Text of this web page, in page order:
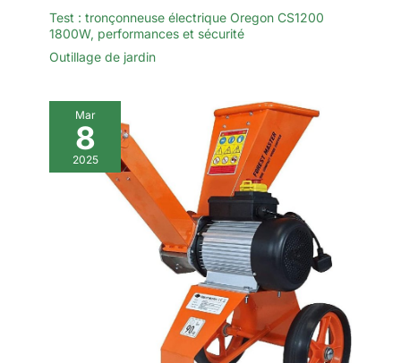
Test : tronçonneuse électrique Oregon CS1200
1800W, performances et sécurité
Outillage de jardin
Mar
8
2025